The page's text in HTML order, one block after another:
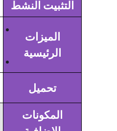
التثبيت النشط
الميزات
الرئيسية
تحميل
المكونات